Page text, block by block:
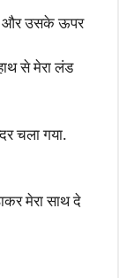
और उसके ऊपर
से मेरा लंड
चला गया.
मेरा साथ दे